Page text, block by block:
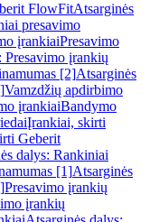
FlowFitAtsarginės
presavimo
įrankiaiPresavimo
Presavimo įrankių
[2]Atsarginės
Vamzdžių apdirbimo
įrankiaiBandymo
Įrankiai, skirti
Geberit
dalys: Rankiniai
[1]Atsarginės
Presavimo įrankių
įrankių